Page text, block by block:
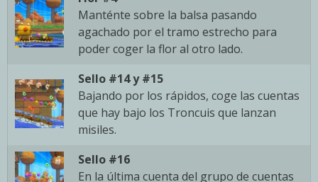
Manténte sobre la balsa pasando
agachado por el tramo estrecho para
poder coger la flor al otro lado.
Sello #14 y #15
Bajando por los rápidos, coge las cuentas
que hay bajo los Troncuis que lanzan
misiles.
Sello #16
En la última cuenta del grupo de cuentas